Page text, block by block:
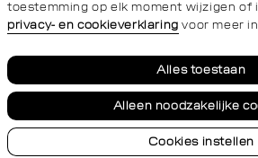
Privacy- en cookieverklaring
© 2026 Daily Aesthetikz Alle
toestemming op elk moment wijzigen of
privacy- en cookieverklaring voor meer
Alles toestaan
Alleen noodzakelijke
Cookies instellen